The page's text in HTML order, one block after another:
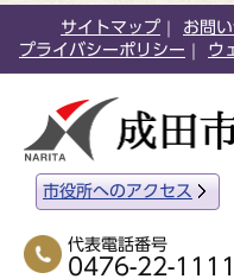
サイトマップ お問
プライバシーポリシー
ウ
市役所へのアクセス
代表電話番号
0476-22-1111